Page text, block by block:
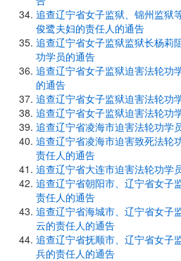
追查辽宁省女子监狱、锦州监狱
俊鹭夫妇的责任人的通告
追查辽宁省女子监狱监狱长杨莉
功学员的通告
追查辽宁省女子监狱迫害法轮功
的通告
追查辽宁省女子监狱迫害法轮功
追查辽宁省女子监狱迫害法轮功
追查辽宁省凌海市迫害法轮功学
追查辽宁省凌海市迫害致死法轮
责任人的通告
追查辽宁省大连市迫害法轮功学
追查辽宁省朝阳市、辽宁省女子
责任人的通告
追查辽宁省海城市、辽宁省女子
云的责任人的通告
追查辽宁省抚顺市、辽宁省女子
兵的责任人的通告